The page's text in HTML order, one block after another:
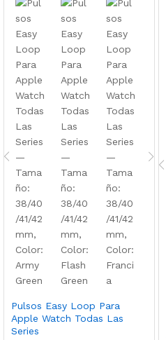
Pulsos Easy Loop Para
Apple Watch Todas Las
Series